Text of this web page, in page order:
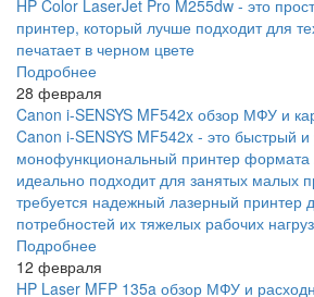
HP Color LaserJet Pro M255dw - это
принтер, который лучше подходит для
печатает в черном цвете
Подробнее
28 февраля
Canon i-SENSYS MF542x обзор МФУ и
Canon i-SENSYS MF542x - это быстрый
монофункциональный принтер формата
идеально подходит для занятых малых
требуется надежный лазерный принтер
потребностей их тяжелых рабочих
Подробнее
12 февраля
HP Laser MFP 135a обзор МФУ и